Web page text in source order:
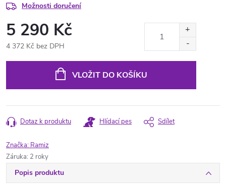
Možnosti doručení
5 290 Kč
4 372 Kč bez DPH
VLOŽIT DO KOŠÍKU
Dotaz k produktu Hlídací pes Sdílet
Značka: Ramiz
Záruka: 2 roky
Popis produktu